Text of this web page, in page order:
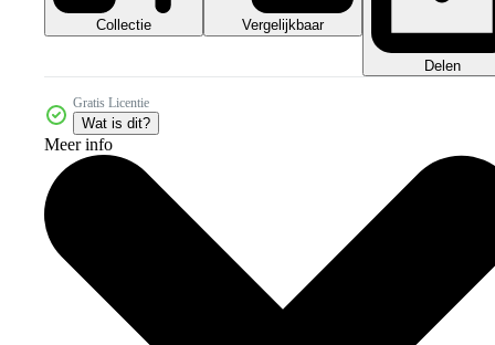
Collectie Vergelijkbaar
Delen
Gratis Licentie
Wat is dit?
Meer info